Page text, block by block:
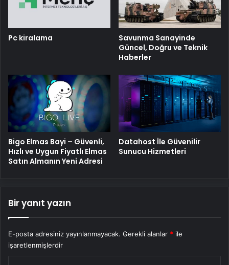
Pc kiralama
Savunma Sanayinde
Güncel, Doğru ve Teknik
Haberler
Bigo Elmas Bayi – Güvenli,
Hızlı ve Uygun Fiyatlı Elmas
Satın Almanın Yeni Adresi
Datahost İle Güvenilir
Sunucu Hizmetleri
Bir yanıt yazın
E-posta adresiniz yayınlanmayacak. Gerekli alanlar * ile
işaretlenmişlerdir